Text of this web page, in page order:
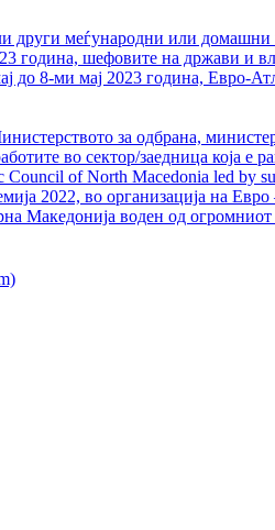
други меѓународни или
година, шефовите на држави и
до 8-ми мај 2023 година, Евро-
за одбрана,
во сектор/заедница која е
of North Macedonia led by
2022, во организација на
Македонија воден од